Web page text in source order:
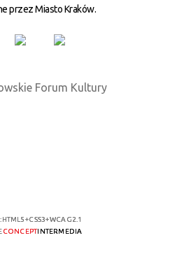
przez Miasto Kraków.
Forum Kultury
HTML5+CSS3+WCAG 2.1
CONCEPTINTERMEDIA